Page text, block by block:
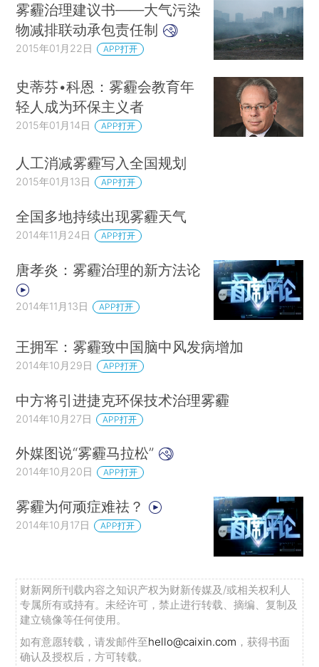
雾霾治理建议书——大气污染
物减排联动承包责任制
2015年01月22日 APP打开
史蒂芬•科恩：雾霾会教育年
轻人成为环保主义者
2015年01月14日 APP打开
人工消减雾霾写入全国规划
2015年01月13日 APP打开
全国多地持续出现雾霾天气
2014年11月24日 APP打开
唐孝炎：雾霾治理的新方法论
2014年11月13日 APP打开
王拥军：雾霾致中国脑中风发病增加
2014年10月29日 APP打开
中方将引进捷克环保技术治理雾霾
2014年10月27日 APP打开
外媒图说“雾霾马拉松”
2014年10月20日 APP打开
雾霾为何顽症难祛？
2014年10月17日 APP打开
财新网所刊载内容之知识产权为财新传媒及/或相关权利人
专属所有或持有。未经许可，禁止进行转载、摘编、复制及
建立镜像等任何使用。
如有意愿转载，请发邮件至hello@caixin.com ，获得书面
确认及授权后，方可转载。